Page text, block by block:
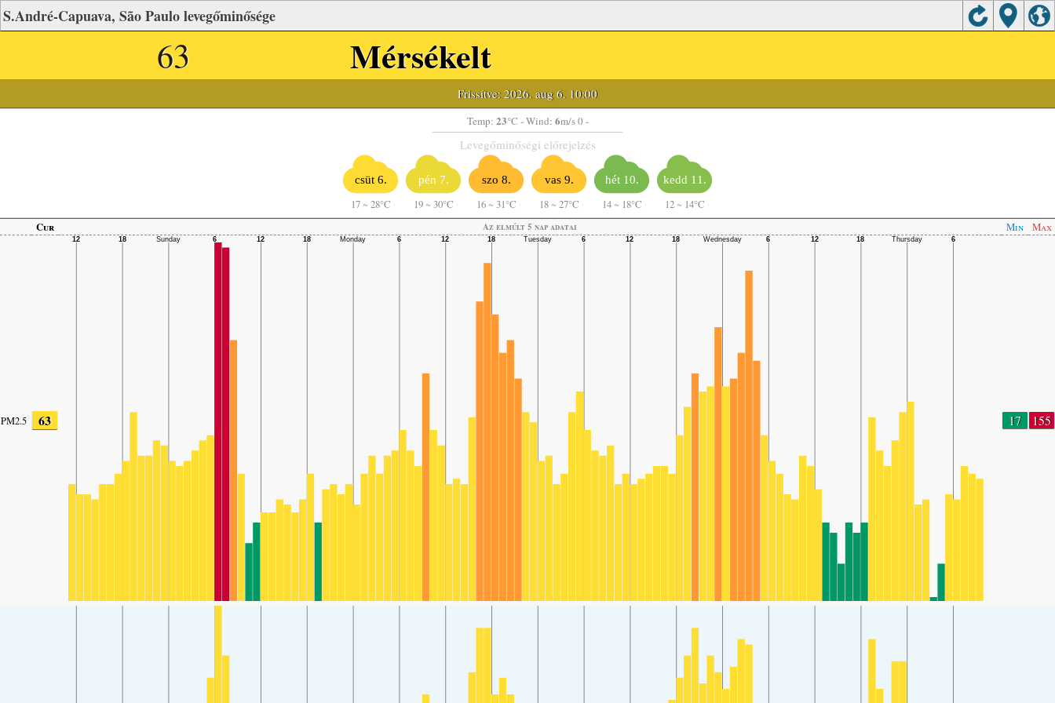
S.André-Capuava, São Paulo levegőminősége
63 Mérsékelt
Frissítve: 2026. aug 6. 10:00
Temp: 23°C - Wind: 6m/s 0 -
Levegőminőségi előrejelzés
csüt 6.
17 ~ 28°C
pén 7.
19 ~ 30°C
szo 8.
16 ~ 31°C
vas 9.
18 ~ 27°C
hét 10.
14 ~ 18°C
kedd 11.
12 ~ 14°C
Cur
Az elmúlt 5 nap adatai Min Max
PM2.5 63 17 155